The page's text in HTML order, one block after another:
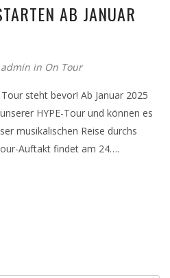
AB JANUAR
admin in On Tour
steht bevor! Ab Januar 2025
HYPE-Tour und können es
musikalischen Reise durchs
Auftakt findet am 24….